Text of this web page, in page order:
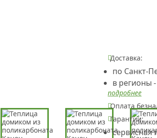
Доставка:
по Санкт-
в регионы
подробнее
Оплата
Гарантии:
сервисная